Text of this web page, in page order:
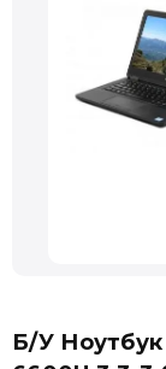
Б/У